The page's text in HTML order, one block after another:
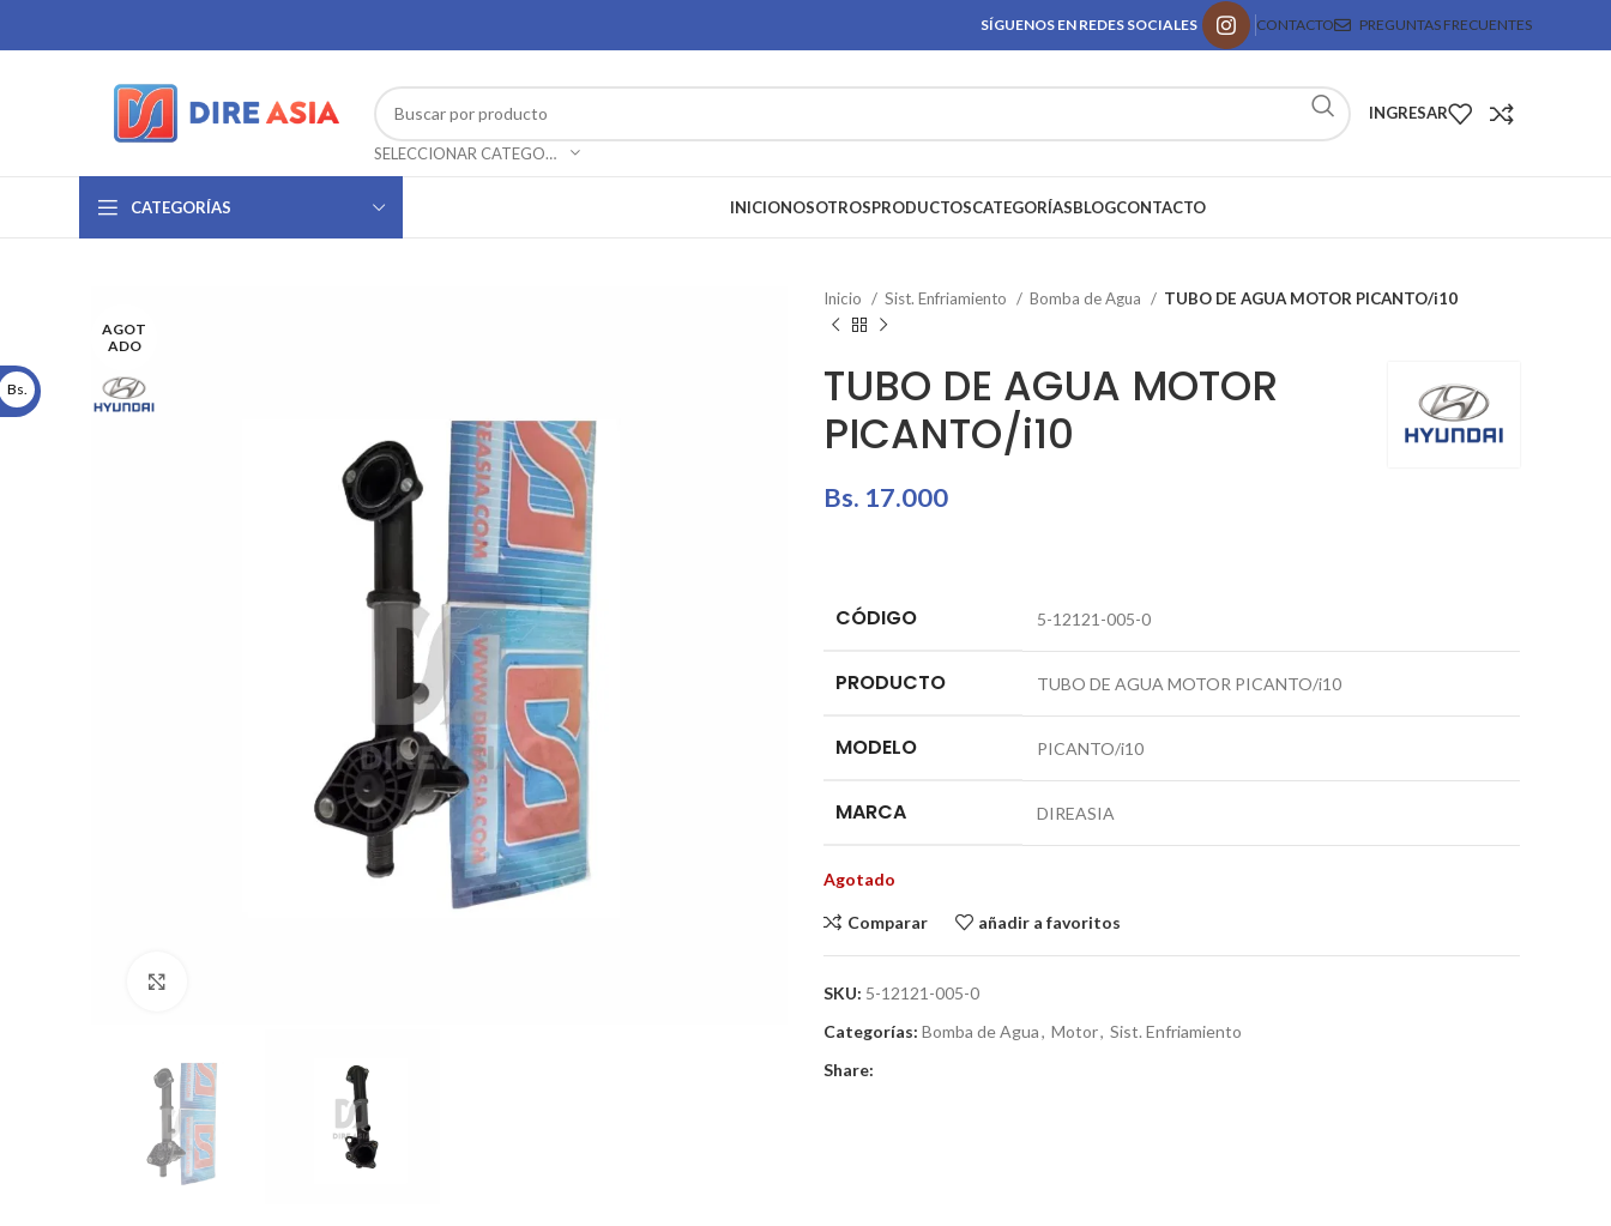
SÍGUENOS EN REDES SOCIALES CONTACTO PREGUNTAS FRECUENTES
SELECCIONAR CATEGORÍA
INGRESAR
CATEGORÍAS INICIONOSOTROSPRODUCTOSCATEGORÍASBLOGCONTACTO
AGOT
ADO
Inicio Sist. Enfriamiento Bomba de Agua TUBO DE AGUA MOTOR PICANTO/i10
TUBO DE AGUA MOTOR
PICANTO/i10
Bs. 17.000
CÓDIGO 5-12121-005-0
PRODUCTO TUBO DE AGUA MOTOR PICANTO/i10
MODELO PICANTO/i10
MARCA DIREASIA
Agotado
Comparar añadir a favoritos
SKU: 5-12121-005-0
Categorías: Bomba de Agua, Motor, Sist. Enfriamiento
Share:
Bs.